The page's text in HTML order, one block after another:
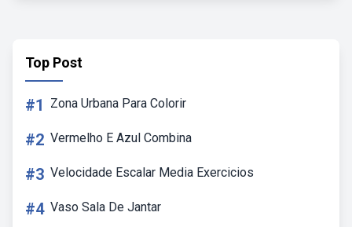
Top Post
#1 Zona Urbana Para Colorir
#2 Vermelho E Azul Combina
#3 Velocidade Escalar Media Exercicios
#4 Vaso Sala De Jantar